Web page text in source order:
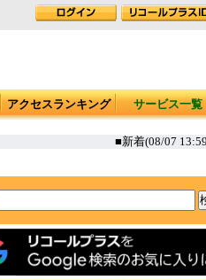
アクセスランキング サービス一覧
■新着(08/07